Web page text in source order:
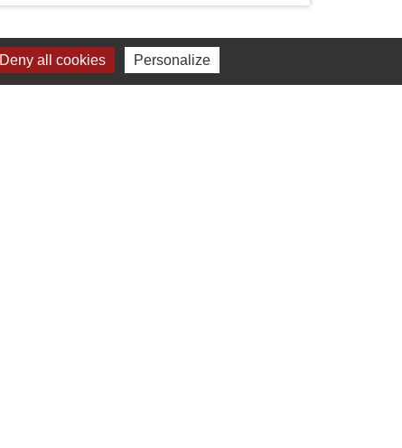
Deny all cookies Personalize